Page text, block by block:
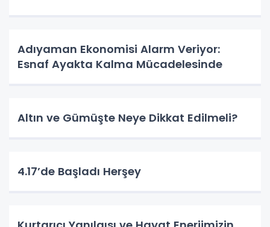
Adıyaman Ekonomisi Alarm Veriyor:
Esnaf Ayakta Kalma Mücadelesinde
Altın ve Gümüşte Neye Dikkat Edilmeli?
4.17’de Başladı Herşey